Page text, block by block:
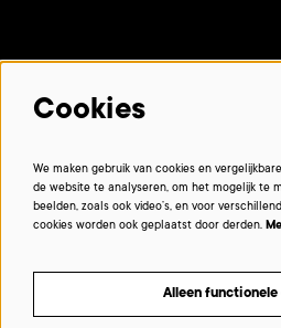
Cookies
We maken gebruik van cookies en
de website te analyseren, om het mogelijk te
beelden, zoals ook video’s, en voor
cookies worden ook geplaatst door derden.
Alleen functionele